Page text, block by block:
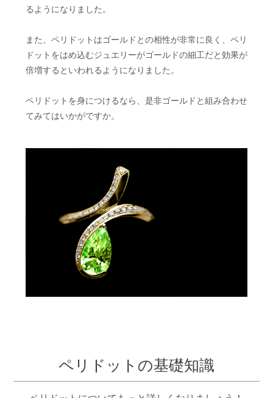
るようになりました。
また、ペリドットはゴールドとの相性が非常に良く、ペリ
ドットをはめ込むジュエリーがゴールドの細工だと効果が
倍増するといわれるようになりました。
ペリドットを身につけるなら、是非ゴールドと組み合わせ
てみてはいかがですか。
ペリドットの基礎知識